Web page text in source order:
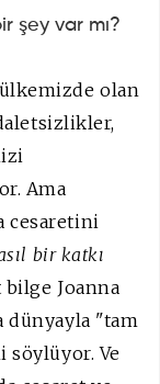
şey var mı?
olan
Ama
cesaretini
bir katkı
bilge Joanna
dünyayla "tam
söylüyor. Ve